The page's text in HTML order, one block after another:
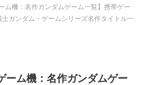
ム機：名作ガンダムゲーム一覧】携帯ゲー
ガンダム・ゲームシリーズ名作タイトル一
ーム機：名作ガンダムゲー